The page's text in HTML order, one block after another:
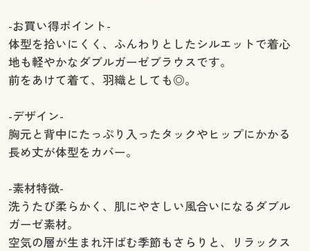
-お買い得ポイント-
体型を拾いにくく、ふんわりとしたシルエットで着心
地も軽やかなダブルガーゼブラウスです。
前をあけて着て、羽織としても◎。
-デザイン-
胸元と背中にたっぷり入ったタックやヒップにかかる
長め丈が体型をカバー。
-素材特徴-
洗うたび柔らかく、肌にやさしい風合いになるダブル
ガーゼ素材。
空気の層が生まれ汗ばむ季節もさらりと、リラックス